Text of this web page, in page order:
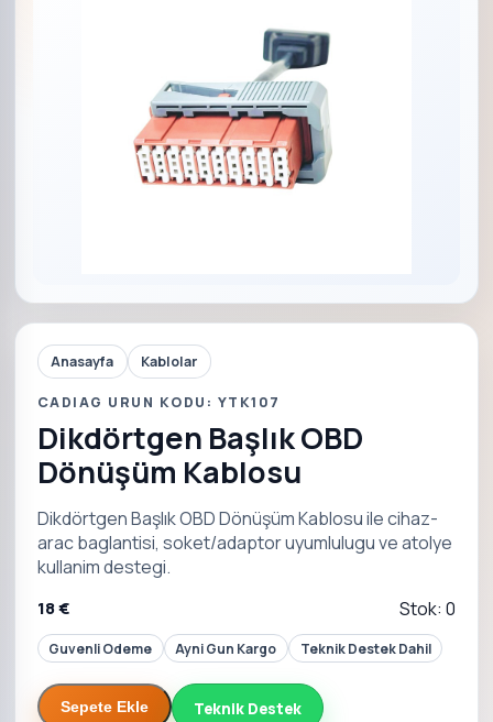
Anasayfa Kablolar
CADIAG URUN KODU: YTK107
Dikdörtgen Başlık OBD
Dönüşüm Kablosu
Dikdörtgen Başlık OBD Dönüşüm Kablosu ile cihaz-
arac baglantisi, soket/adaptor uyumlulugu ve atolye
kullanim destegi.
18 € Stok: 0
Guvenli Odeme Ayni Gun Kargo Teknik Destek Dahil
Sepete Ekle Teknik Destek